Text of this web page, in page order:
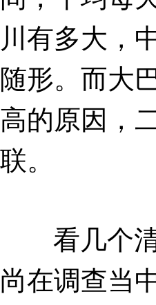
川有多大，
随形。而大
高的原因，
联。
看几个清
尚在调查当